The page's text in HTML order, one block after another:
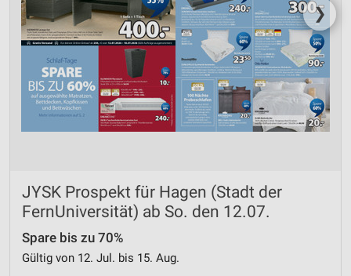
❯
JYSK Prospekt für Hagen (Stadt der
FernUniversität) ab So. den 12.07.
Spare bis zu 70%
Gültig von 12. Jul. bis 15. Aug.